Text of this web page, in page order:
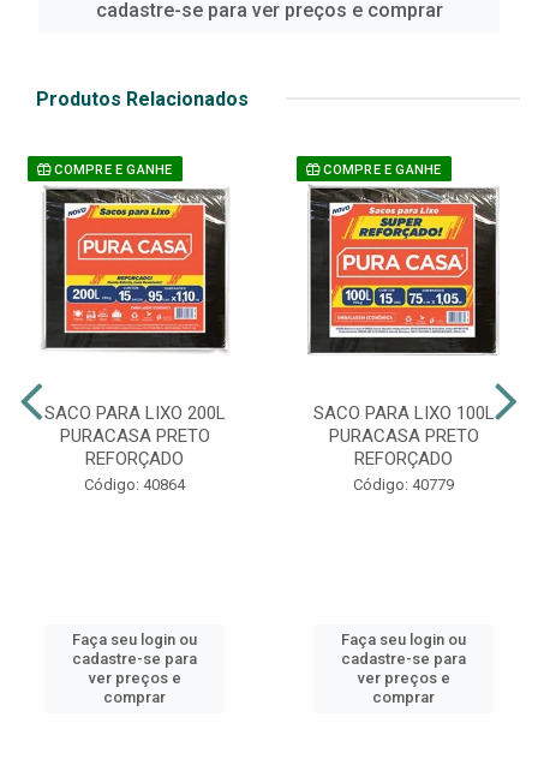
cadastre-se para ver preços e comprar
Produtos Relacionados
COMPRE E GANHE
SACO PARA LIXO 200L
PURACASA PRETO
REFORÇADO
Código: 40864
Faça seu login ou
cadastre-se para
ver preços e
comprar
COMPRE E GANHE
SACO PARA LIXO 100L
PURACASA PRETO
REFORÇADO
Código: 40779
Faça seu login ou
cadastre-se para
ver preços e
comprar